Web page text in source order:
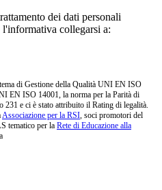
dei dati personali
collegarsi a:
di Gestione della Qualità UNI EN ISO
EN ISO 14001, la norma per la Parità di
e ci è stato attribuito il Rating di legalità.
Associazione per la RSI, soci promotori del
tematico per la Rete di Educazione alla